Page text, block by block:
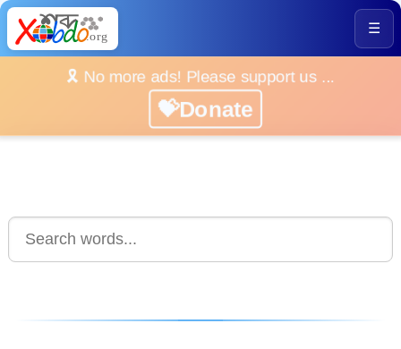
☰
🎗️ No more ads! Please support us ...
💝Donate